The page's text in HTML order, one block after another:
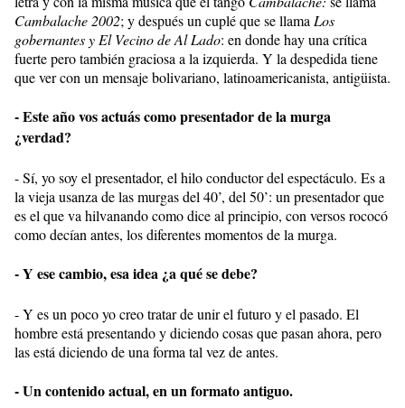
Cambalache 2002; y después un cuplé que se llamaLos
gobernantes y El Vecino de Al Lado: en donde hay una crítica
fuerte pero también graciosa a la izquierda. Y la despedida tiene
que ver con un mensaje bolivariano, latinoamericanista, antigüista.
- Este año vos actuás como presentador de la murga
¿verdad?
- Sí, yo soy el presentador, el hilo conductor del espectáculo. Es a
la vieja usanza de las murgas del 40’, del 50’: un presentador que
es el que va hilvanando como dice al principio, con versos rococó
como decían antes, los diferentes momentos de la murga.
- Y ese cambio, esa idea ¿a qué se debe?
- Y es un poco yo creo tratar de unir el futuro y el pasado. El
hombre está presentando y diciendo cosas que pasan ahora, pero
las está diciendo de una forma tal vez de antes.
- Un contenido actual, en un formato antiguo.